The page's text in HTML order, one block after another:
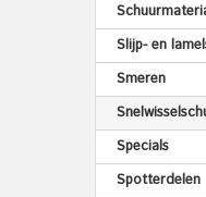
Slijp- en
Smeren
Specials
Spotterdelen